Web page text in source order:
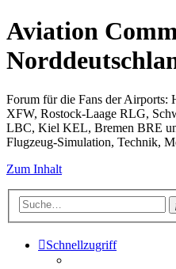
Aviation
Forum für die Fans der
XFW, Rostock-Laage RLG,
LBC, Kiel KEL, Bremen BRE
Flugzeug-Simulation, Technik,
Zum Inhalt
Schnellzugriff